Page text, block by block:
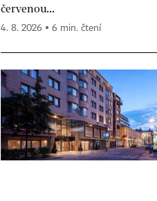
červenou...
4. 8. 2026 ▪ 6 min. čtení